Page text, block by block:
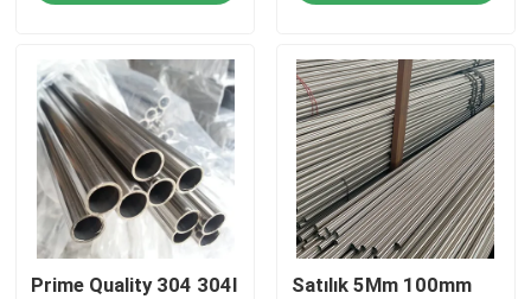
Paslanmaz Çelik Şerit
Paslanmaz Çelik Sac Levha
Paslanmaz çelik dekoratif sac
Paslanmaz Çelik Sararmaya Dayanıklı
Prime Quality 304 304l
Satılık 5Mm 100mm